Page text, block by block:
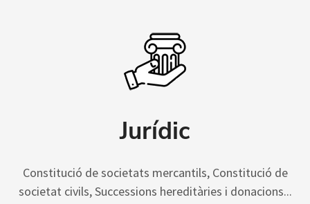
Jurídic
Constitució de societats mercantils, Constitució de
societat civils, Successions hereditàries i donacions...